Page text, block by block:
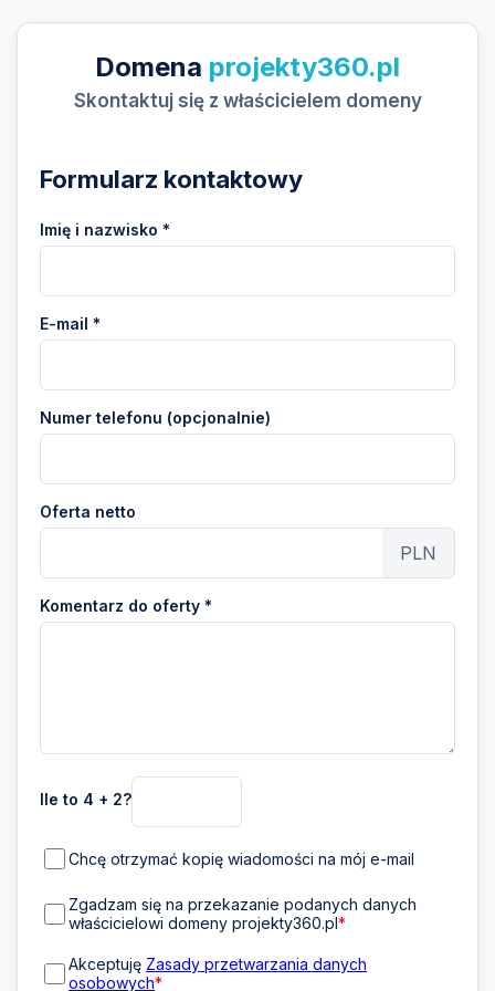
Domena projekty360.pl
Skontaktuj się z właścicielem domeny
Formularz kontaktowy
Imię i nazwisko *
E-mail *
Numer telefonu (opcjonalnie)
Oferta netto
PLN
Komentarz do oferty *
Ile to 4 + 2?
Chcę otrzymać kopię wiadomości na mój e-mail
Zgadzam się na przekazanie podanych danych
właścicielowi domeny projekty360.pl*
Akceptuję Zasady przetwarzania danych
osobowych*